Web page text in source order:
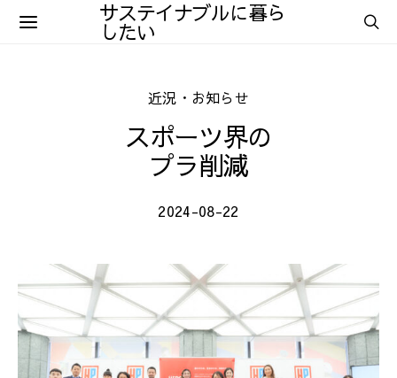
サステイナブルに暮ら
したい
近況・お知らせ
スポーツ界の
プラ削減
2024-08-22